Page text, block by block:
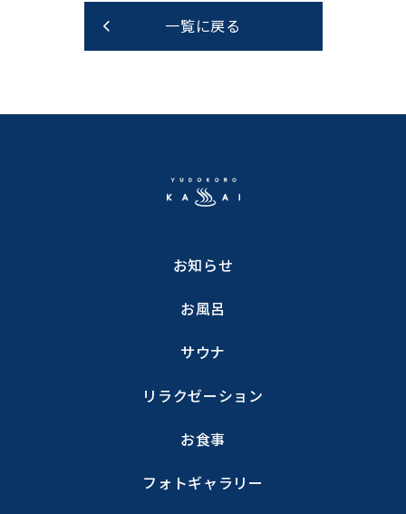
一覧に戻る
お知らせ
お風呂
サウナ
リラクゼーション
お食事
フォトギャラリー